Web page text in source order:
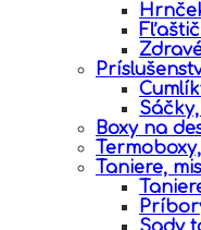
Boxy na
Taniere,